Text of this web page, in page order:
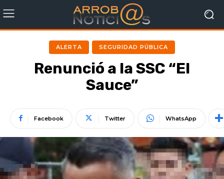
ALERTA SEGURIDAD PÚBLICA
Renunció a la SSC “El
Sauce”
Facebook Twitter WhatsApp